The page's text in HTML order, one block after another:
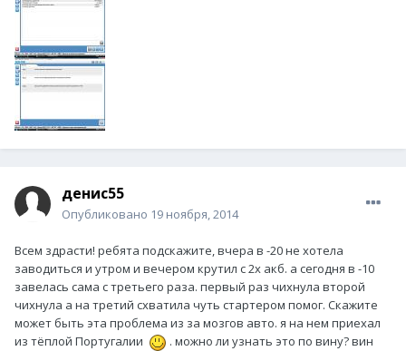
денис55
Опубликовано 19 ноября, 2014
Всем здрасти! ребята подскажите, вчера в -20 не хотела
заводиться и утром и вечером крутил с 2х акб. а сегодня в -10
завелась сама с третьего раза. первый раз чихнула второй
чихнула а на третий схватила чуть стартером помог. Скажите
может быть эта проблема из за мозгов авто. я на нем приехал
из тёплой Португалии
. можно ли узнать это по вину? вин